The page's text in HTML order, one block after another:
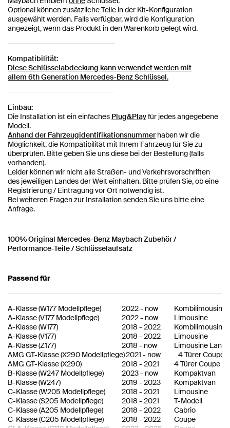
Optional können zusätzliche Teile in der Kit-Konfiguration
ausgewählt werden. Falls verfügbar, wird die Konfiguration
angezeigt, wenn das Produkt in den Warenkorb gelegt wird.
Kompatibilität:
Diese Schlüsselabdeckung kann verwendet werden mit
allem 6th Generation Mercedes-Benz Schlüssel.
Einbau:
Die Installation ist ein einfaches Plug&Playfür jedes angegebene
Modell.
Anhand der Fahrzeugidentifikationsnummer haben wir die
Möglichkeit, die Kompatibilität mit Ihrem Fahrzeug für Sie zu
überprüfen. Bitte geben Sie uns diese bei der Bestellung (falls
vorhanden).
Leider können wir nicht alle Straßen- und Verkehrsvorschriften
des jeweiligen Landes der Welt einhalten. Bitte prüfen Sie, ob eine
Registrierung / Eintragung vor Ort notwendig ist.
Bei weiteren Fragen zur Installation senden Sie uns bitte eine
Anfrage.
100% Original Mercedes-Benz Maybach Zubehör /
Performance-Teile / Schlüsselaufsatz
Passend für
A-Klasse(W177 Modellpflege) 2022- now
Kombilimousine
A-Klasse(V177 Modellpflege) 2022- now
Limousine
A-Klasse(W177) 2018 - 2022
Kombilimousine
A-Klasse(V177) 2018 - 2022
Limousine
A-Klasse(Z177) 2018 - now
Limousine Lang
AMG GT-Klasse(X290 Modellpflege)2021 - now
4 Türer Coupe
AMG GT-Klasse(X290) 2018 - 2021
4 Türer Coupe
B-Klasse(W247 Modellpflege) 2023- now
Kompaktvan
B-Klasse(W247) 2019 - 2023
Kompaktvan
C-Klasse(W205 Modellpflege) 2018 - 2021
Limousine
C-Klasse(S205 Modellpflege) 2018 - 2021
T-Modell
C-Klasse(A205 Modellpflege) 2018 - 2022
Cabrio
C-Klasse(C205 Modellpflege) 2018 - 2022
Coupe